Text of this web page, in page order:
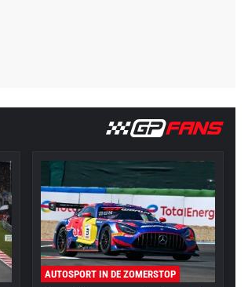
AUTOSPORT IN DE ZOMERSTOP